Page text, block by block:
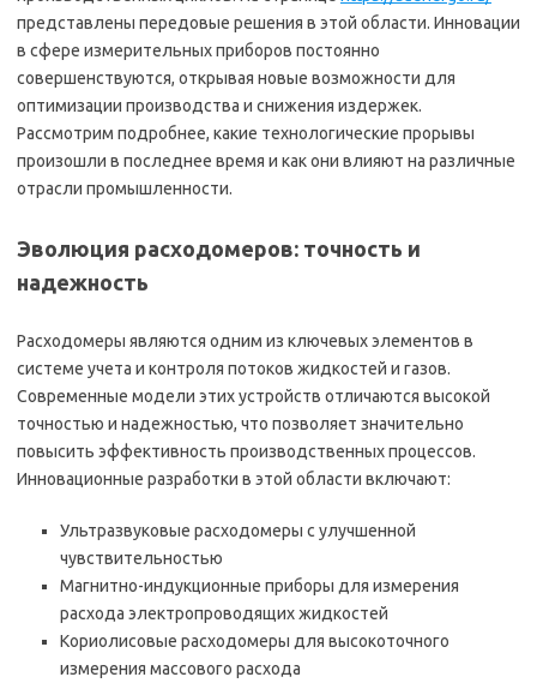
представлены передовые решения в этой области. Инновации
в сфере измерительных приборов постоянно
совершенствуются, открывая новые возможности для
оптимизации производства и снижения издержек.
Рассмотрим подробнее, какие технологические прорывы
произошли в последнее время и как они влияют на различные
отрасли промышленности.
Эволюция расходомеров: точность и
надежность
Расходомеры являются одним из ключевых элементов в
системе учета и контроля потоков жидкостей и газов.
Современные модели этих устройств отличаются высокой
точностью и надежностью, что позволяет значительно
повысить эффективность производственных процессов.
Инновационные разработки в этой области включают:
Ультразвуковые расходомеры с улучшенной
чувствительностью
Магнитно-индукционные приборы для измерения
расхода электропроводящих жидкостей
Кориолисовые расходомеры для высокоточного
измерения массового расхода